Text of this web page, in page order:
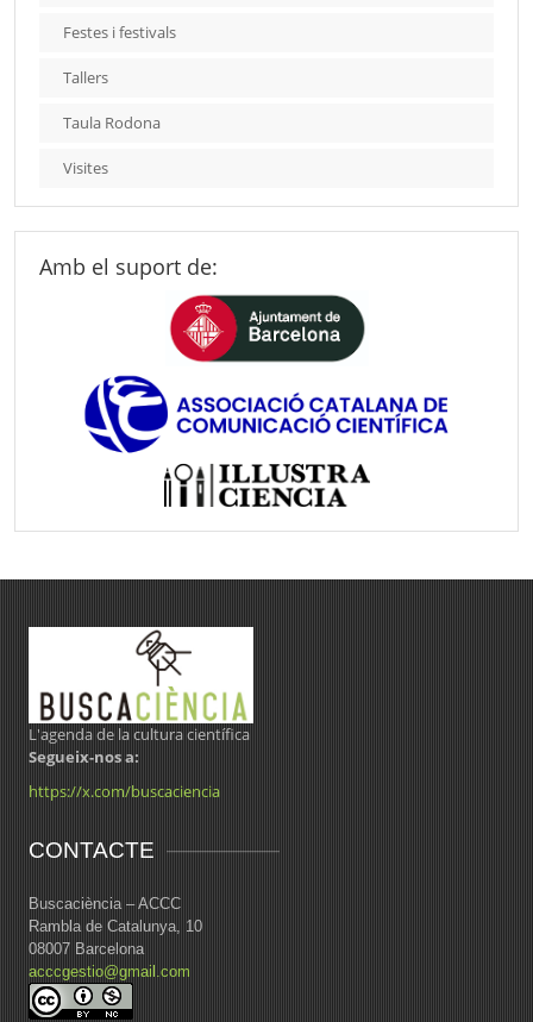
Festes i festivals
Tallers
Taula Rodona
Visites
Amb el suport de:
L'agenda de la cultura científica
Segueix-nos a:
https://x.com/buscaciencia
CONTACTE
Buscaciència – ACCC
Rambla de Catalunya, 10
08007 Barcelona
acccgestio@gmail.com